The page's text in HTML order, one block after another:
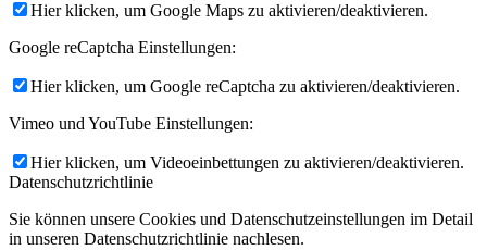
Hier klicken, um Google Maps zu aktivieren/deaktivieren.
Google reCaptcha Einstellungen:
Hier klicken, um Google reCaptcha zu aktivieren/deaktivieren.
Vimeo und YouTube Einstellungen:
Hier klicken, um Videoeinbettungen zu aktivieren/deaktivieren.
Datenschutzrichtlinie
Sie können unsere Cookies und Datenschutzeinstellungen im Detail
in unseren Datenschutzrichtlinie nachlesen.